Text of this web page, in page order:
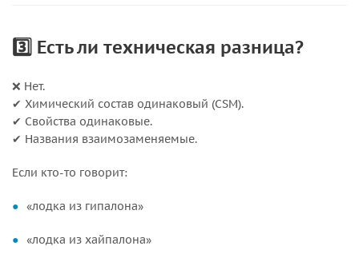
3️⃣ Есть ли техническая разница?
❌ Нет.
✔ Химический состав одинаковый (CSM).
✔ Свойства одинаковые.
✔ Названия взаимозаменяемые.
Если кто-то говорит:
«лодка из гипалона»
«лодка из хайпалона»